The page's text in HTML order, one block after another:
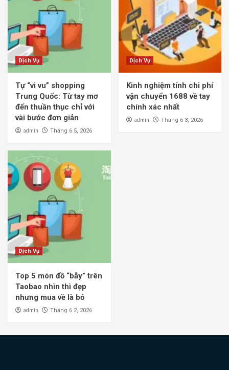
Dịch Vụ
Tự “vi vu” shopping
Trung Quốc: Từ tay mơ
đến thuần thục chỉ với
vài bước đơn giản
admin Tháng 6 5, 2026
Dịch Vụ
Kinh nghiệm tính chi phí
vận chuyển 1688 về tay
chính xác nhất
admin Tháng 6 3, 2026
Dịch Vụ
Top 5 món đồ “bẫy” trên
Taobao nhìn thì đẹp
nhưng mua về là bỏ
admin Tháng 6 2, 2026